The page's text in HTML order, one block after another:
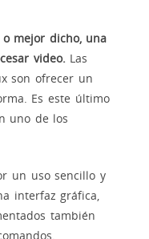
mejor dicho, una
video. Las
son ofrecer un
Es este último
uno de los
un uso sencillo y
interfaz gráfica,
también